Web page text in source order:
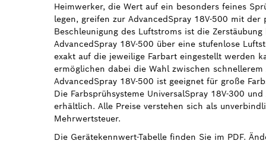
Heimwerker, die Wert auf ein besonders feines
legen, greifen zur AdvancedSpray 18V-500 mit
Beschleunigung des Luftstroms ist die
AdvancedSpray 18V-500 über eine stufenlose
exakt auf die jeweilige Farbart eingestellt werden
ermöglichen dabei die Wahl zwischen
AdvancedSpray 18V-500 ist geeignet für große
Die Farbsprühsysteme UniversalSpray 18V-300
erhältlich. Alle Preise verstehen sich als
Mehrwertsteuer.
Die Gerätekennwert-Tabelle finden Sie im PDF.